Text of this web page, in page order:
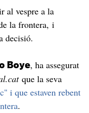
al vespre a la
la frontera, i
decisió.
Boye, ha assegurat
que la seva
i que estaven rebent
.